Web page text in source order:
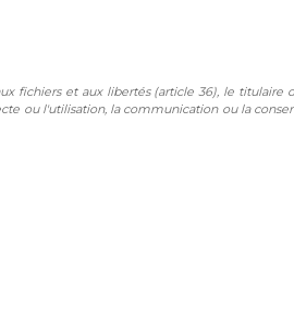
fichiers et aux libertés (article 36), le
ou l'utilisation, la communication ou la